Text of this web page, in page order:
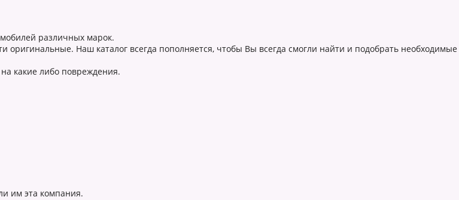
различных марок.
оригинальные. Наш каталог всегда пополняется, чтобы Вы всегда смогли найти и подобрать необходимые
какие либо повреждения.
им эта компания.